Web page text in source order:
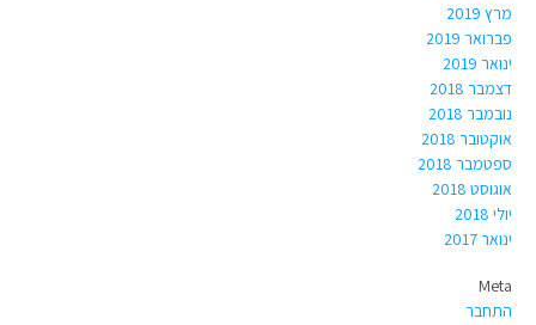
מרץ 2019
פברואר 2019
ינואר 2019
דצמבר 2018
נובמבר 2018
אוקטובר 2018
ספטמבר 2018
אוגוסט 2018
יולי 2018
ינואר 2017
Meta
התחבר